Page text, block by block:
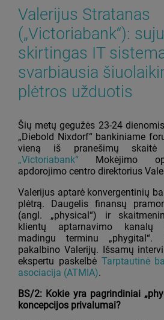
Valerijus Stratanas
(„Victoriabank“):
skirtingas IT
svarbiausia
plėtros užduotis
Šių metų gegužės 23-24
„Diebold Nixdorf“ bankiniame
vieną iš pranešimų skaitė
„Victoriabank“ Mokėjimo
apdorojimo centro direktorius
Valerijus aptarė konvergentinių
plėtrą. Daugelis finansų
(angl. „physical“) ir
klientų aptarnavimo kanalų
madingu terminu „phygital“.
pakalbino Valerijų. Išsamų
ekspertu paskelbė Tarptautinė
asociacija (ATMIA).
BS/2: Kokie yra pagrindiniai
koncepcijos privalumai?